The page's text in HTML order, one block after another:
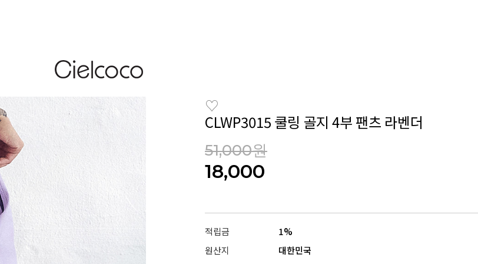
CLWP3015 쿨링 골지 4부 팬츠 라벤더
51,000원
18,000
적립금
1%
원산지
대한민국